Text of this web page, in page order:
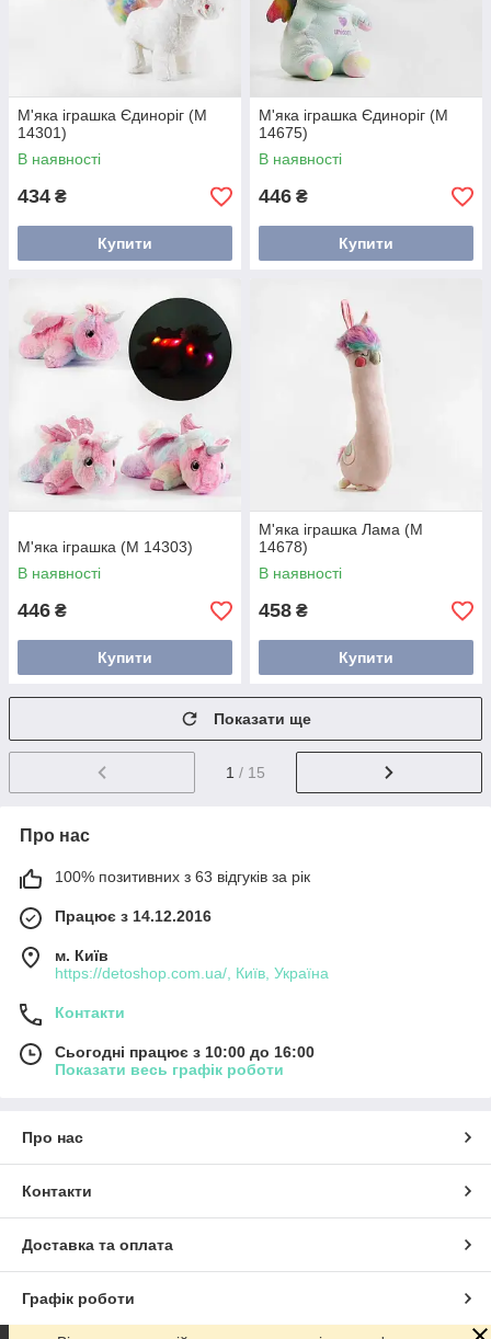
М'яка іграшка Єдиноріг (M
14301)
В наявності
434 ₴
Купити
М'яка іграшка Єдиноріг (M
14675)
В наявності
446 ₴
Купити
М'яка іграшка (M 14303)
В наявності
446 ₴
Купити
М'яка іграшка Лама (M
14678)
В наявності
458 ₴
Купити
Показати ще
1 / 15
Про нас
100% позитивних з 63 відгуків за рік
Працює з 14.12.2016
м. Київ
https://detoshop.com.ua/, Київ, Україна
Контакти
Сьогодні працює з 10:00 до 16:00
Показати весь графік роботи
Про нас
Контакти
Доставка та оплата
Графік роботи